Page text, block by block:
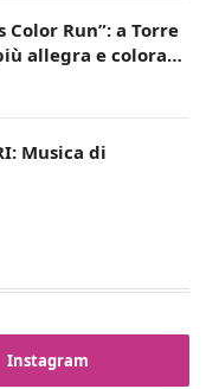
Color Run”: a Torre
allegra e colorata
Musica di
Instagram